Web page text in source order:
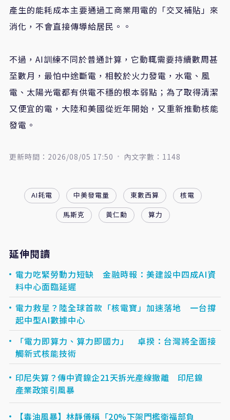
產生的能耗成本主要通過工商業用電的「交叉補貼」來
消化，不會直接傳導給居民。。
不過，AI訓練不同於普通計算，它動輒需要持續數周甚
至數月，最怕中途斷電，相較於火力發電，水電、風
電、太陽光電都有供電不穩的根本弱點；為了取得清潔
又便宜的電，大陸和美國從近年開始，又重新推動核能
發電。
更新時間：2026/08/05 17:50 內文字數：1148
AI耗電 中美發電量 東數西算
核電
馬斯克
黃仁勳 算力
延伸閱讀
電力吃緊勞動力短缺 金融時報：美建設中四成AI資
料中心面臨延遲
電力救星？陸全球首款「核電寶」加速落地 一台撐
起中型AI數據中心
「電力即算力、算力即國力」 卓揆：台灣將全面接
觸新式核能技術
印尼失算？傳中資鎳企21天拆光產線撤離 印尼鎳
產業政策引風暴
【毒油風暴】林靜儀稱「20%下架門檻衛福部負